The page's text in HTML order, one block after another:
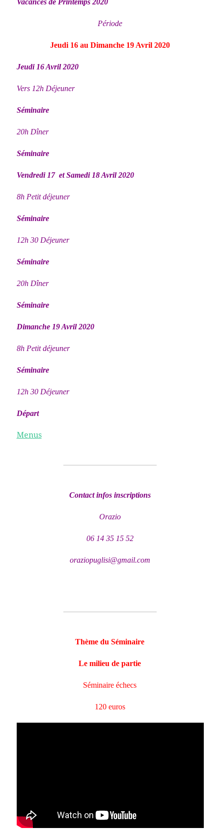
Vacances de Printemps 2020
Période
Jeudi 16 au Dimanche 19 Avril 2020
Jeudi 16 Avril 2020
Vers 12h Déjeuner
Séminaire
20h Dîner
Séminaire
Vendredi 17 et Samedi 18 Avril 2020
8h Petit déjeuner
Séminaire
12h 30 Déjeuner
Séminaire
20h Dîner
Séminaire
Dimanche 19 Avril 2020
8h Petit déjeuner
Séminaire
12h 30 Déjeuner
Départ
Menus
Contact infos inscriptions
Orazio
06 14 35 15 52
oraziopuglisi@gmail.com
Thème du Séminaire
Le milieu de partie
Séminaire échecs
120 euros